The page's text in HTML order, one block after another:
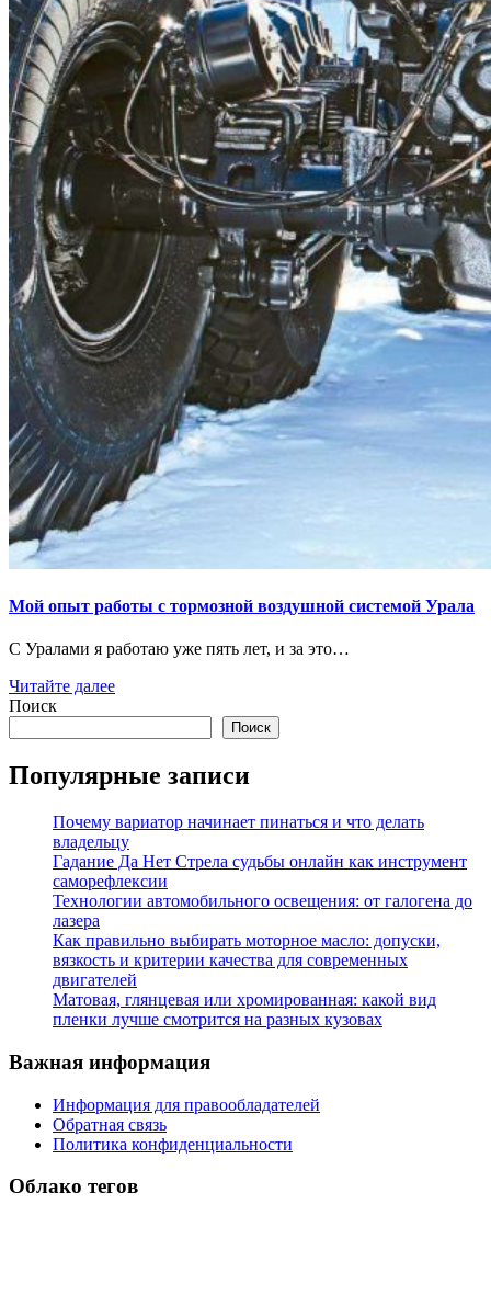
Мой опыт работы с тормозной воздушной системой Урала
С Уралами я работаю уже пять лет, и за это…
Читайте далее
Поиск
Поиск
Популярные записи
Почему вариатор начинает пинаться и что делать
владельцу
Гадание Да Нет Стрела судьбы онлайн как инструмент
саморефлексии
Технологии автомобильного освещения: от галогена до
лазера
Как правильно выбирать моторное масло: допуски,
вязкость и критерии качества для современных
двигателей
Матовая, глянцевая или хромированная: какой вид
пленки лучше смотрится на разных кузовах
Важная информация
Информация для правообладателей
Обратная связь
Политика конфиденциальности
Облако тегов